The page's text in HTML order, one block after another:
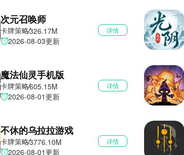
次元召唤师
卡牌策略326.17M
2026-08-03更新
详情
魔法仙灵手机版
卡牌策略605.15M
2026-08-01更新
详情
不休的乌拉拉游戏
卡牌策略3776.10M
2026-08-01更新
详情